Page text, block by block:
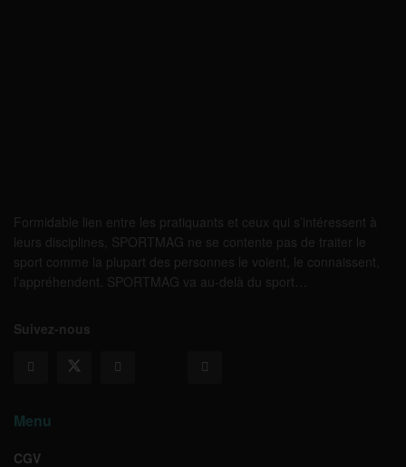
Formidable lien entre les pratiquants et ceux qui s’intéressent à
leurs disciplines, SPORTMAG ne se contente pas de traiter le
sport comme la plupart des personnes le voient, le connaissent,
l’appréhendent. SPORTMAG va au-delà du sport…
Suivez-nous
Menu
CGV